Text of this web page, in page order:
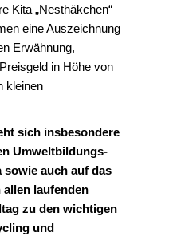
Kita „Nesthäkchen“
eine Auszeichnung
Erwähnung,
in Höhe von
kleinen
sich insbesondere
Umweltbildungs-
auch auf das
allen laufenden
zu den wichtigen
und